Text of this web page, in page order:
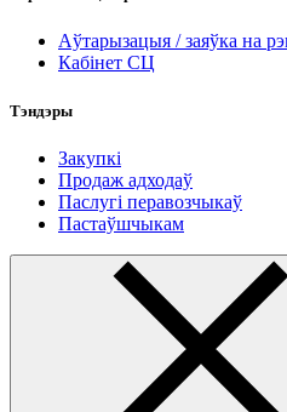
Аўтарызацыя / заяўка на
Кабінет СЦ
Тэндэры
Закупкі
Продаж адходаў
Паслугі перавозчыкаў
Пастаўшчыкам